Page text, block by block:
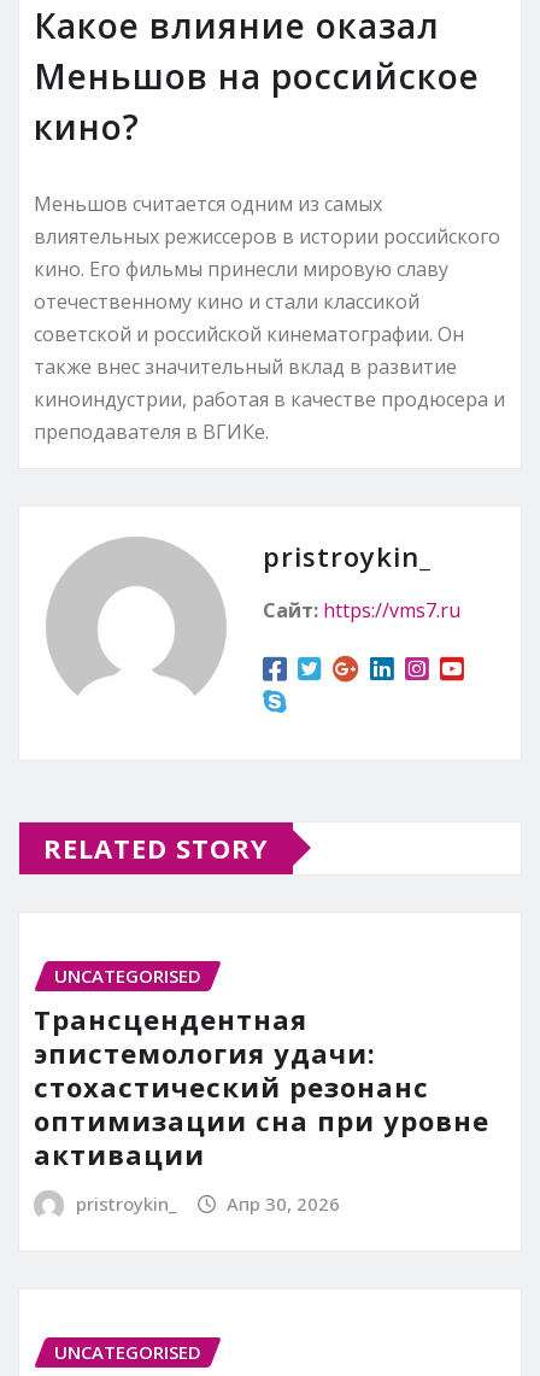
Какое влияние оказал
Меньшов на российское
кино?
Меньшов считается одним из самых
влиятельных режиссеров в истории российского
кино. Его фильмы принесли мировую славу
отечественному кино и стали классикой
советской и российской кинематографии. Он
также внес значительный вклад в развитие
киноиндустрии, работая в качестве продюсера и
преподавателя в ВГИКе.
pristroykin_
Сайт: https://vms7.ru
RELATED STORY
UNCATEGORISED
Трансцендентная
эпистемология удачи:
стохастический резонанс
оптимизации сна при уровне
активации
pristroykin_ Апр 30, 2026
UNCATEGORISED